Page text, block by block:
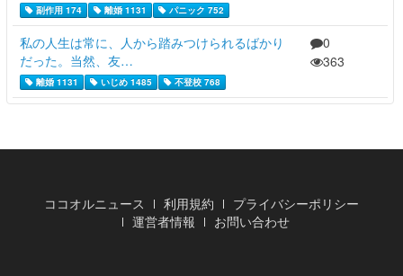
副作用 174 離婚 1131 パニック 752
私の人生は常に、人から踏みつけられるばかり
だった。当然、友…
離婚 1131 いじめ 1485 不登校 768
0
363
ココオルニュース 利用規約
プライバシーポリシー
運営者情報
お問い合わせ